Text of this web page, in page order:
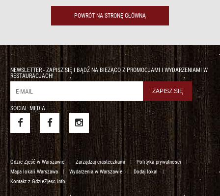
POWRÓT NA STRONĘ GŁÓWNĄ
NEWSLETTER - ZAPISZ SIĘ I BĄDŹ NA BIEŻĄCO Z PROMOCJAMI I WYDARZENIAMI W
RESTAURACJACH!
SOCIAL MEDIA
Gdzie Zjeść w Warszawie | Zarządzaj ciasteczkami | Polityka prywatnosci
|
Mapa lokali Warszawa
| Wydarzenia w Warszawie | Dodaj lokal
|
Kontakt z GdzieZjesc.info